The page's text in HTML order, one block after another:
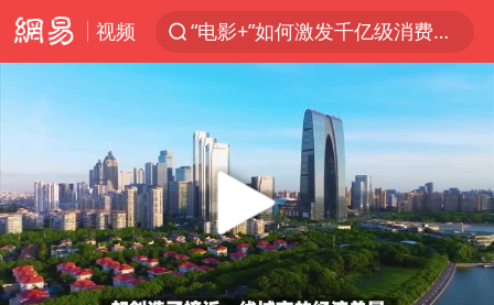
视频
“电影+”如何激发千亿级消费新活力？
日本试射“战斧”导弹，国防部回应
东航：国内客票提前14天免费退改
台风白海豚中心风力增强
向鹏0-3不敌张本智和
四川宜宾市高县4.9级地震致1人死亡
超颖电子拟投资20.86亿建设新项目